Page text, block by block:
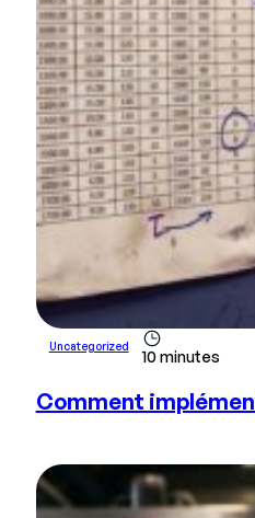
Uncategorized
10 minutes
Comment